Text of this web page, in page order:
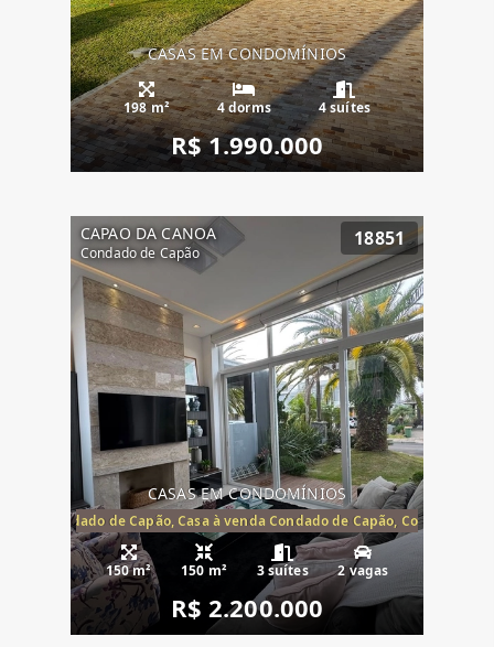
CASAS EM CONDOMÍNIOS
198 m² 4 dorms 4 suítes
R$ 1.990.000
CAPAO DA CANOA
Condado de Capão
18851
CASAS EM CONDOMÍNIOS
Condado de Capão, Casa à venda Condado de Capão, Condomínio
150 m² 150 m² 3 suítes 2 vagas
R$ 2.200.000